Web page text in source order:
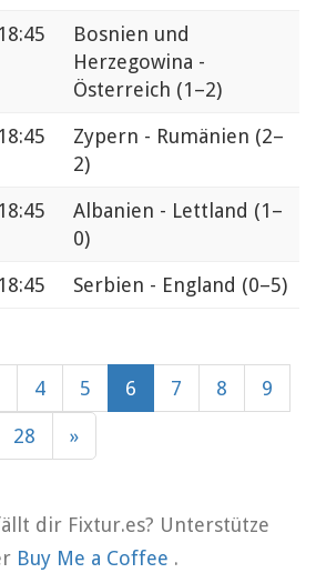
Bosnien und
Herzegowina -
Österreich (1–2)
Zypern - Rumänien (2–
2)
Albanien - Lettland (1–
0)
Serbien - England (0–5)
4 5 6 7 8 9
28 »
dir Fixtur.es? Unterstütze
Buy Me a Coffee .